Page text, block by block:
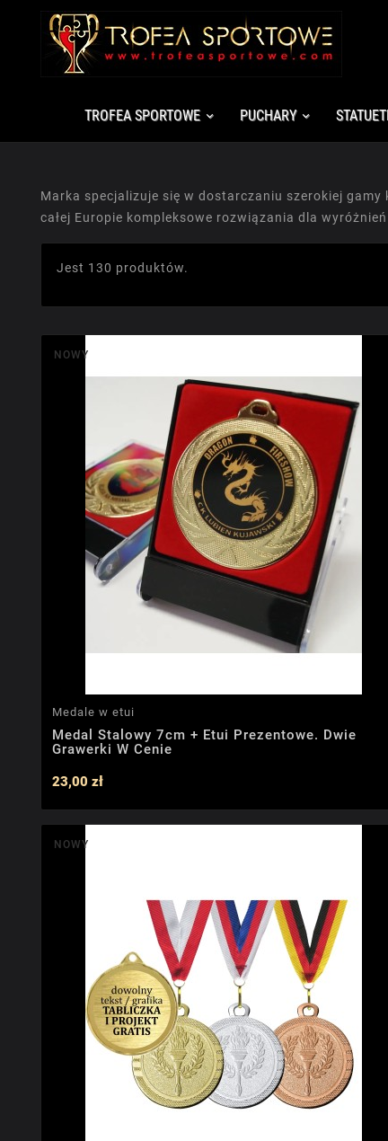
TROFEA SPORTOWE PUCHARY
Marka specjalizuje się w dostarczaniu szerokiej
całej Europie kompleksowe rozwiązania dla
Jest 130 produktów.
NOWY
Medale w etui
Medal Stalowy 7cm + Etui Prezentowe. Dwie
Grawerki W Cenie
23,00 zł
NOWY